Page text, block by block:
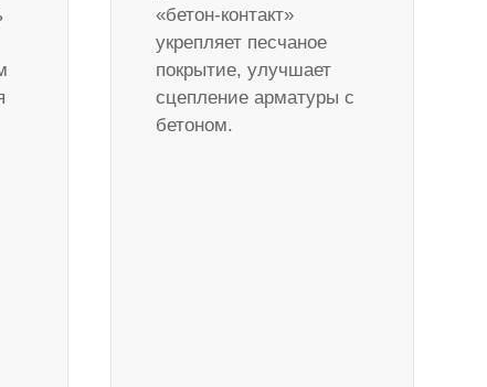
«бетон-контакт»
укрепляет песчаное
покрытие, улучшает
сцепление арматуры с
бетоном.